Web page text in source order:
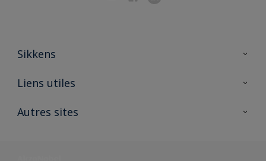
Sikkens
A propos de Sikkens
Liens utiles
Ouvrir un magasin PASS
Autres sites